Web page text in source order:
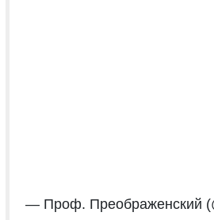
— Проф. Преображенский